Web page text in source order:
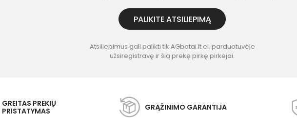
PALIKITE ATSILIEPIMĄ
Atsiliepimus gali palikti tik AGbatai.lt el. parduotuvėje
užsiregistravę ir šią prekę pirkę pirkėjai.
GREITAS PREKIŲ
PRISTATYMAS
GRĄŽINIMO GARANTIJA